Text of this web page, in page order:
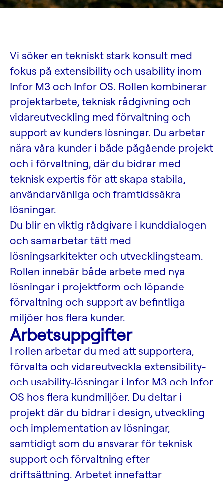
Vi söker en tekniskt stark konsult med
fokus på extensibility och usability inom
Infor M3 och Infor OS. Rollen kombinerar
projektarbete, teknisk rådgivning och
vidareutveckling med förvaltning och
support av kunders lösningar. Du arbetar
nära våra kunder i både pågående projekt
och i förvaltning, där du bidrar med
teknisk expertis för att skapa stabila,
användarvänliga och framtidssäkra
lösningar.
Du blir en viktig rådgivare i kunddialogen
och samarbetar tätt med
lösningsarkitekter och utvecklingsteam.
Rollen innebär både arbete med nya
lösningar i projektform och löpande
förvaltning och support av befintliga
miljöer hos flera kunder.
Arbetsuppgifter
I rollen arbetar du med att supportera,
förvalta och vidareutveckla extensibility-
och usability‑lösningar i Infor M3 och Infor
OS hos flera kundmiljöer. Du deltar i
projekt där du bidrar i design, utveckling
och implementation av lösningar,
samtidigt som du ansvarar för teknisk
support och förvaltning efter
driftsättning. Arbetet innefattar